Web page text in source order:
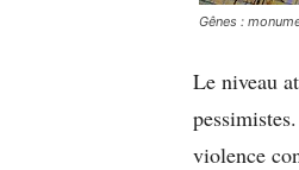
Gênes :
Le niveau
violence